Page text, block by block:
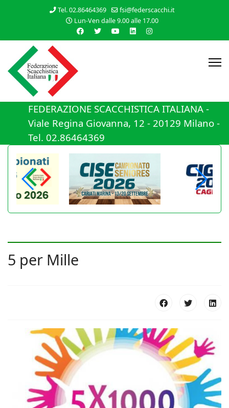
Tel. 02.86464369
fsi@federscacchi.it
Lun-Ven dalle 9.00 alle 17.00
FEDERAZIONE SCACCHISTICA ITALIANA -
Viale Regina Giovanna, 12 - 20129 Milano -
Tel. 02.86464369
5 per Mille